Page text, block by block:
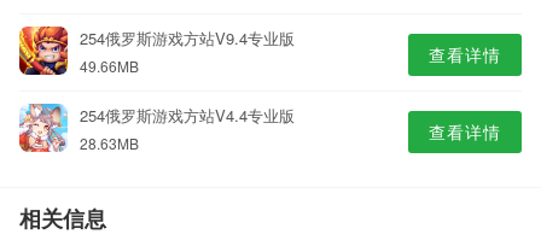
254俄罗斯游戏方站V9.4专业版
49.66MB 查看详情
254俄罗斯游戏方站V4.4专业版
28.63MB 查看详情
相关信息